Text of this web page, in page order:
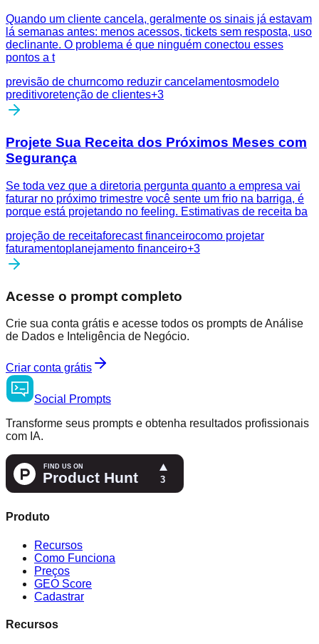
Quando um cliente cancela, geralmente os sinais já estavam
lá semanas antes: menos acessos, tickets sem resposta, uso
declinante. O problema é que ninguém conectou esses
pontos a t
previsão de churncomo reduzir cancelamentosmodelo
preditivoretenção de clientes+3
Projete Sua Receita dos Próximos Meses com
Segurança
Se toda vez que a diretoria pergunta quanto a empresa vai
faturar no próximo trimestre você sente um frio na barriga, é
porque está projetando no feeling. Estimativas de receita ba
projeção de receitaforecast financeirocomo projetar
faturamentoplanejamento financeiro+3
Acesse o prompt completo
Crie sua conta grátis e acesse todos os prompts de Análise
de Dados e Inteligência de Negócio.
Criar conta grátis
Social
Prompts
Transforme seus prompts e obtenha resultados profissionais
com IA.
Produto
Recursos
Como Funciona
Preços
GEO Score
Cadastrar
Recursos